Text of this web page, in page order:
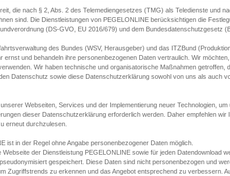
die nach § 2, Abs. 2 des Telemediengesetzes (TMG) als Teledienste und
sind. Die Dienstleistungen von PEGELONLINE berücksichtigen die
(DS-GVO, EU 2016/679) und dem Bundesdatenschutzgesetz
des Bundes (WSV, Herausgeber) und das ITZBund
ernst und behandeln ihre personenbezogenen Daten vertraulich. Wir
Wir haben technische und organisatorische Maßnahmen getroffen,
Datenschutz sowie diese Datenschutzerklärung sowohl von uns als auch
Webseiten, Services und der Implementierung neuer Technologien,
dieser Datenschutzerklärung erforderlich werden. Daher empfehlen wir
erneut durchzulesen.
ist in der Regel ohne Angabe personenbezogener Daten möglich.
Webseite der Dienstleistung PEGELONLINE sowie für jeden Datendownload
gespeichert. Diese Daten sind nicht personenbezogen und
Zugriffstrends zu erkennen und das Angebot entsprechend zu verbessern.